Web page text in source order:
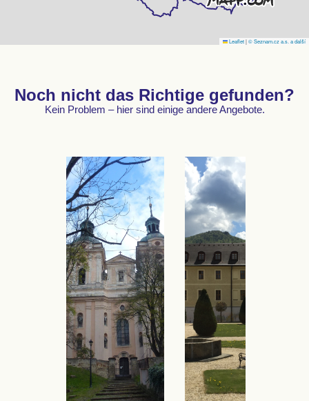
Leaflet|© Seznam.cz a.s. a další
Noch nicht das Richtige gefunden?
Kein Problem – hier sind einige andere Angebote.